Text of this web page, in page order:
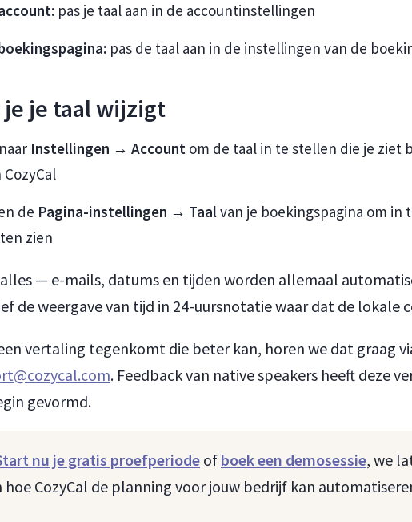
pas je taal aan in de accountinstellingen
pas de taal aan in de instellingen van de
je je taal wijzigt
Instellingen → Account om de taal in te stellen die je ziet
CozyCal
de Pagina-instellingen → Taalvan je boekingspagina om in
zien
— e-mails, datums en tijden worden allemaal
de weergave van tijd in 24-uursnotatie waar dat de lokale
vertaling tegenkomt die beter kan, horen we dat graag
. Feedback van native speakers heeft deze
gevormd.
nu je gratis proefperiode of boek een demosessie, we
hoe CozyCal de planning voor jouw bedrijf kan